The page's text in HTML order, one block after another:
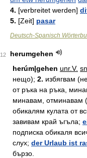
4. [verbreitet werden]
5. [Zeit] pasar
Deutsch-Spanisch
12
herumgehen
herúm|gehen unr.V. sn
нещо); 2. избягвам
от ръка на ръка,
минавам, отминавам
обикалям кулата от
завивам край ъгъла;
подписка обикаля
слух; der Urlaub ist
бързо.